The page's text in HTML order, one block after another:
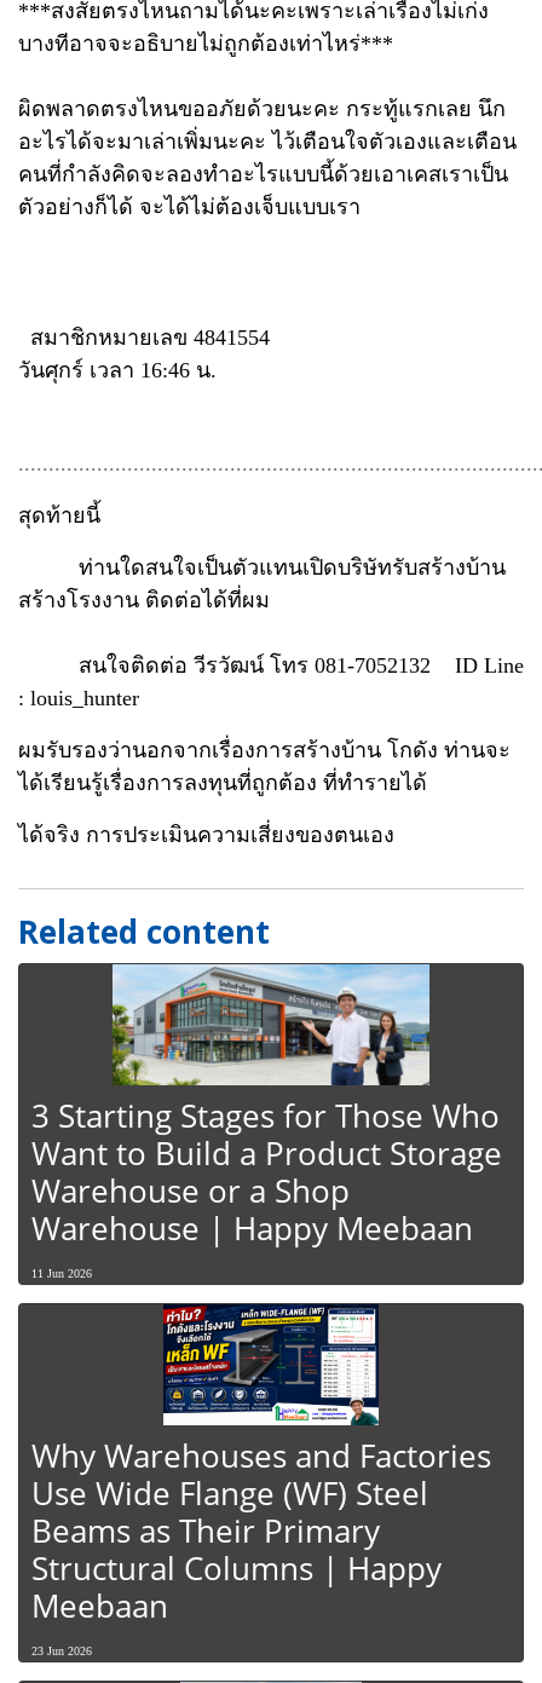
***สงสัยตรงไหนถามได้นะคะเพราะเล่าเรื่องไม่เก่ง
บางทีอาจจะอธิบายไม่ถูกต้องเท่าไหร่***
ผิดพลาดตรงไหนขออภัยด้วยนะคะ กระทู้แรกเลย นึก
อะไรได้จะมาเล่าเพิ่มนะคะ ไว้เตือนใจตัวเองและเตือน
คนที่กำลังคิดจะลองทำอะไรแบบนี้ด้วยเอาเคสเราเป็น
ตัวอย่างก็ได้ จะได้ไม่ต้องเจ็บแบบเรา
สมาชิกหมายเลข 4841554
วันศุกร์ เวลา 16:46 น.
สุดท้ายนี้
ท่านใดสนใจเป็นตัวแทนเปิดบริษัทรับสร้างบ้าน
สร้างโรงงาน ติดต่อได้ที่ผม
สนใจติดต่อ วีรวัฒน์ โทร 081-7052132 ID Line
: louis_hunter
ผมรับรองว่านอกจากเรื่องการสร้างบ้าน โกดัง ท่านจะ
ได้เรียนรู้เรื่องการลงทุนที่ถูกต้อง ที่ทำรายได้
ได้จริง การประเมินความเสี่ยงของตนเอง
Related content
3 Starting Stages for Those Who
Want to Build a Product Storage
Warehouse or a Shop
Warehouse | Happy Meebaan
11 Jun 2026
Why Warehouses and Factories
Use Wide Flange (WF) Steel
Beams as Their Primary
Structural Columns | Happy
Meebaan
23 Jun 2026